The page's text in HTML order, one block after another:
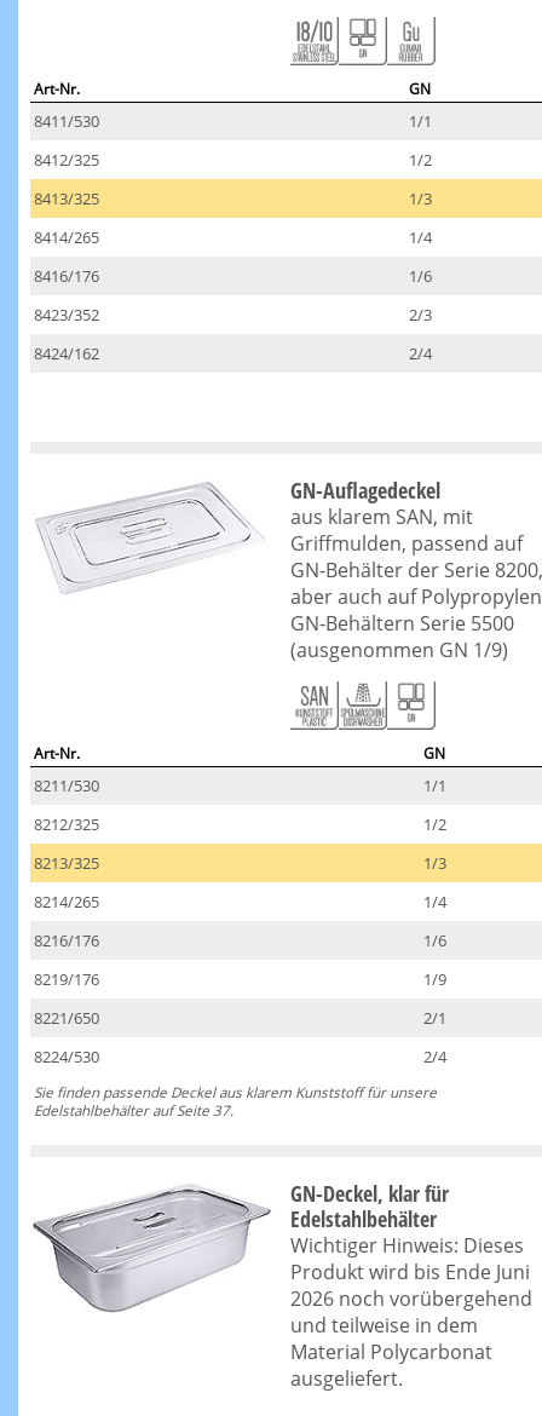
Art-Nr. GN
8411/530
1/1
8412/325
1/2
8413/325
1/3
8414/265
1/4
8416/176
1/6
8423/352
2/3
8424/162
2/4
GN-Auflagedeckel
aus klarem SAN, mit
Griffmulden, passend auf
GN-Behälter der Serie 8200,
aber auch auf
GN-Behältern Serie 5500
(ausgenommen GN 1/9)
Art-Nr. GN
8211/530
1/1
8212/325
1/2
8213/325
1/3
8214/265
1/4
8216/176
1/6
8219/176
1/9
8221/650
2/1
8224/530
2/4
Sie finden passende Deckel aus klarem Kunststoff für unsere
Edelstahlbehälter auf Seite 37.
GN-Deckel, klar für
Edelstahlbehälter
Wichtiger Hinweis: Dieses
Produkt wird bis Ende Juni
2026 noch vorübergehend
und teilweise in dem
Material Polycarbonat
ausgeliefert.